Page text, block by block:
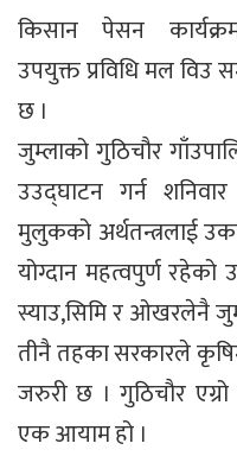
किसान पेसन
उपयुक्त प्रविधि मल विउ
छ ।
जुम्लाको गुठिचौर
उउद्घाटन गर्न
मुलुकको अर्थतन्त्रलाई
योग्दान महत्वपुर्ण
स्याउ,सिमि र ओखरलेनै
तीनै तहका सरकारले
जरुरी छ । गुठिचौर
एक आयाम हो ।